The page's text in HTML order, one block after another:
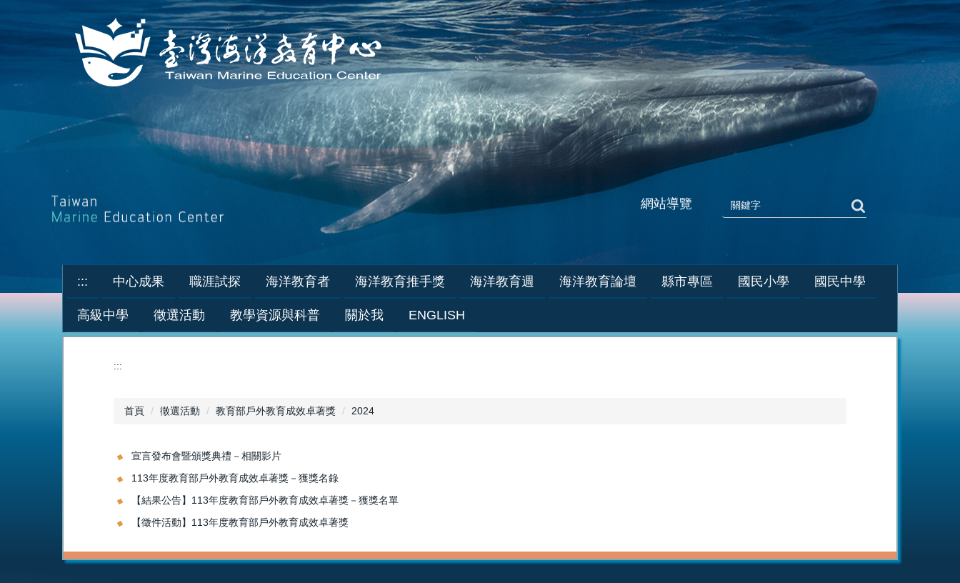
容
::: 中心成果 職涯試探 海洋教育者 海洋教育推手獎 海洋教育週 海洋教育論壇 縣市專區 國民小學 國民中學
高級中學 徵選活動 教學資源與科普 關於我 ENGLISH
網站導覽
:::
首頁 徵選活動 教育部戶外教育成效卓著獎 2024
宣言發布會暨頒獎典禮－相關影片
113年度教育部戶外教育成效卓著獎－獲獎名錄
【結果公告】113年度教育部戶外教育成效卓著獎－獲獎名單
【徵件活動】113年度教育部戶外教育成效卓著獎